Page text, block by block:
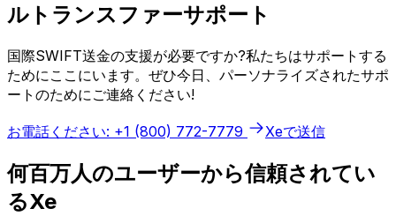
ルトランスファーサポート
国際SWIFT送金の支援が必要ですか?私たちはサポートする
ためにここにいます。ぜひ今日、パーソナライズされたサポ
ートのためにご連絡ください!
お電話ください: +1 (800) 772-7779 Xeで送信
何百万人のユーザーから信頼されてい
るXe